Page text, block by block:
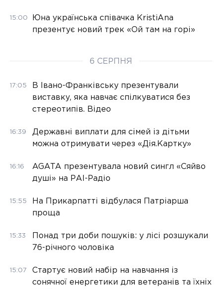
15:00
Юна українська співачка KristiAna
презентує новий трек «Ой там на горі»
6 СЕРПНЯ
17:05
В Івано-Франківську презентували
виставку, яка навчає спілкуватися без
стереотипів. Відео
16:39
Державні виплати для сімей із дітьми
можна отримувати через «Дія.Картку»
16:16
AGATA презентувала новий сингл «Сяйво
душі» на РАІ-Радіо
15:55
На Прикарпатті відбулася Патріарша
проща
15:33
Понад три доби пошуків: у лісі розшукали
76-річного чоловіка
15:07
Стартує новий набір на навчання із
сонячної енергетики для ветеранів та їхніх